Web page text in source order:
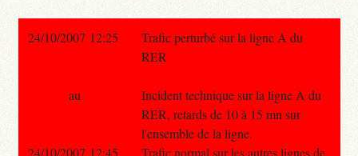
24/10/2007 12:25
Trafic perturbé sur la ligne A du
RER
Incident technique sur la ligne A du
RER, retards de 10 à 15 mn sur
l'ensemble de la ligne.
Trafic normal sur les autres lignes de
au
24/10/2007 12:45